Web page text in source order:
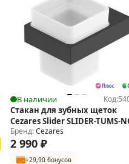
В наличии Код:
Стакан для зубных щеток
Cezares Slider SLIDER-TUMS-
Бренд:Cezares
2 990 ₽
+29,90 бонусов